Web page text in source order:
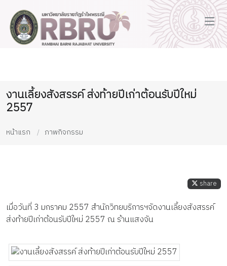
งานเลี้ยงสังสรรค์ ส่งท้ายปีเก่าต้อนรับปีใหม่
2557
หน้าแรก ภาพกิจกรรม
share
เมื่อวันที่ 3 มกราคม 2557 สำนักวิทยบริการฯจัดงานเลี้ยงสังสรรค์
ส่งท้ายปีเก่าต้อนรับปีใหม่ 2557 ณ ร้านแสงจัน